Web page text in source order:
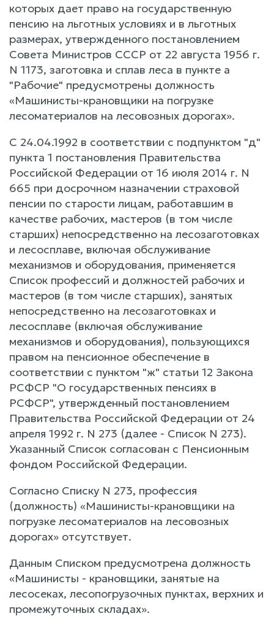
которых дает право на государственную
пенсию на льготных условиях и в льготных
размерах, утвержденного постановлением
Совета Министров СССР от 22 августа 1956 г.
N 1173, заготовка и сплав леса в пункте а
"Рабочие" предусмотрены должность
«Машинисты-крановщики на погрузке
лесоматериалов на лесовозных дорогах».
С 24.04.1992 в соответствии с подпунктом "д"
пункта 1 постановления Правительства
Российской Федерации от 16 июля 2014 г. N
665 при досрочном назначении страховой
пенсии по старости лицам, работавшим в
качестве рабочих, мастеров (в том числе
старших) непосредственно на лесозаготовках
и лесосплаве, включая обслуживание
механизмов и оборудования, применяется
Список профессий и должностей рабочих и
мастеров (в том числе старших), занятых
непосредственно на лесозаготовках и
лесосплаве (включая обслуживание
механизмов и оборудования), пользующихся
правом на пенсионное обеспечение в
соответствии с пунктом "ж" статьи 12 Закона
РСФСР "О государственных пенсиях в
РСФСР", утвержденный постановлением
Правительства Российской Федерации от 24
апреля 1992 г. N 273 (далее - Список N 273).
Указанный Список согласован с Пенсионным
фондом Российской Федерации.
Согласно Списку N 273, профессия
(должность) «Машинисты-крановщики на
погрузке лесоматериалов на лесовозных
дорогах» отсутствует.
Данным Списком предусмотрена должность
«Машинисты - крановщики, занятые на
лесосеках, лесопогрузочных пунктах, верхних и
промежуточных складах».